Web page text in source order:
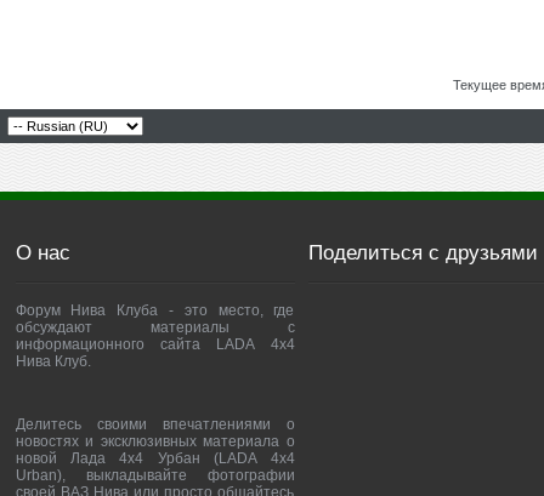
Текущее
О нас
Форум Нива Клуба - это место, где
обсуждают материалы с
информационного сайта LADA 4x4
Нива Клуб.
Делитесь своими впечатлениями о
новостях и эксклюзивных материала о
новой Лада 4х4 Урбан (LADA 4x4
Urban), выкладывайте фотографии
своей ВАЗ Нива или просто общайтесь
Поделиться с друзьями